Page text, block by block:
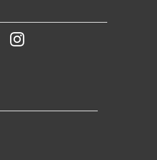
TwitterInstagram